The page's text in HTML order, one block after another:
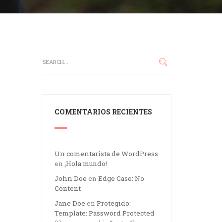
COMENTARIOS RECIENTES
Un comentarista de WordPress
en ¡Hola mundo!
John Doe en Edge Case: No
Content
Jane Doe en Protegido:
Template: Password Protected